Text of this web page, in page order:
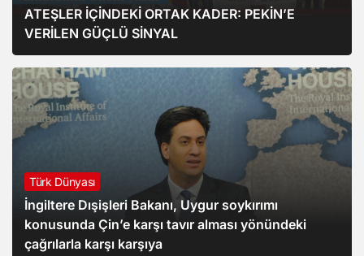
ATEŞLER İÇİNDEKİ ORTAK KADER: PEKİN’E
VERİLEN GÜÇLÜ SİNYAL
Türk Dünyası
İngiltere Dışişleri Bakanı, Uygur soykırımı
konusunda Çin’e karşı tavır alması yönündeki
çağrılarla karşı karşıya